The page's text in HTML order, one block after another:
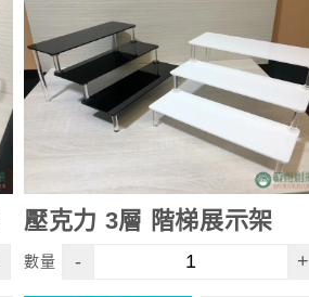
壓克力 3層 階梯展示架
數量 - +